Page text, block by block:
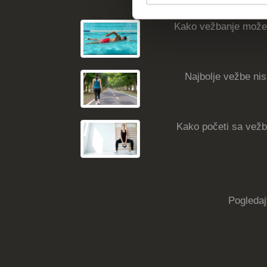
Kako vežbanje
Najbolje vežbe
Kako početi sa